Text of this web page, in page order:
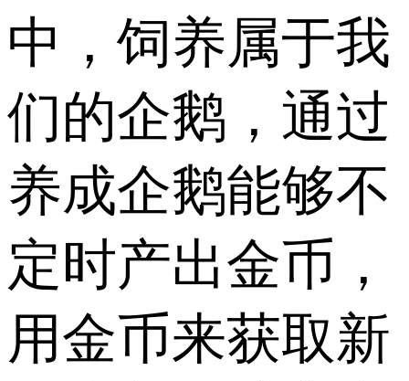
中，饲养属于我
们的企鹅，通过
养成企鹅能够不
定时产出金币，
用金币来获取新